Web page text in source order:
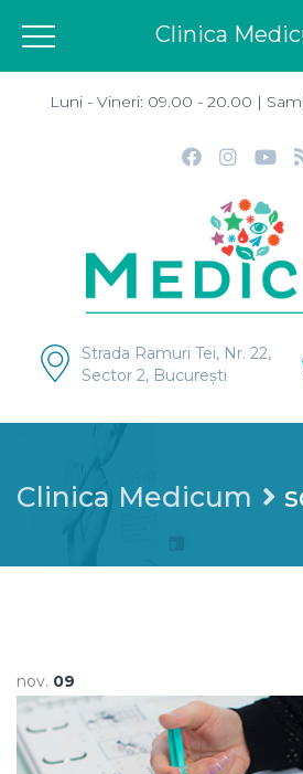
Luni - Vineri: 09.00 - 20.00 |
Strada Ramuri Tei, Nr. 22,
Sector 2, București
Clinica Medicum
nov. 09
Clinica